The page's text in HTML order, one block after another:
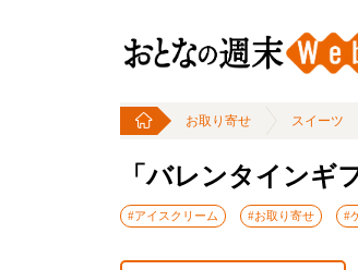
お取り寄せ スイーツ
「バレンタインギ
#アイスクリーム #お取り寄せ #